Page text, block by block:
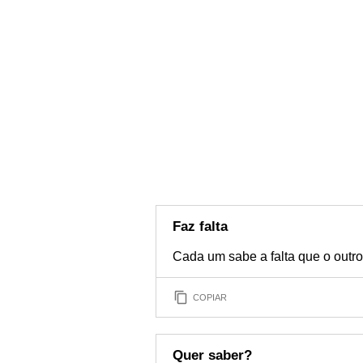
Faz falta
Cada um sabe a falta que o
COPIAR
Quer saber?